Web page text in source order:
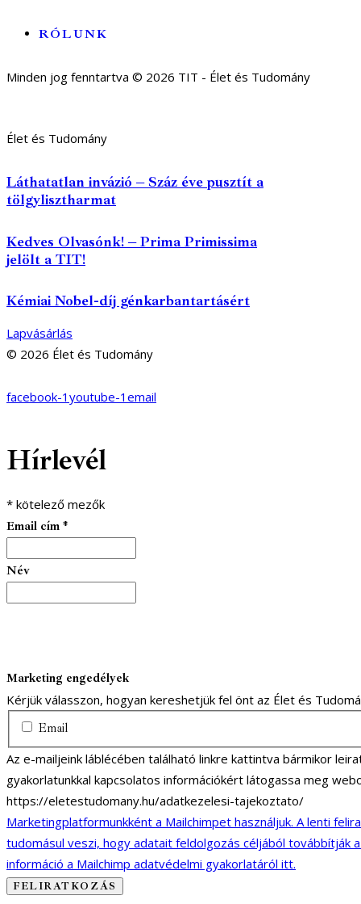
RÓLUNK
Minden jog fenntartva © 2026 TIT - Élet és Tudomány
Élet és Tudomány
Láthatatlan invázió – Száz éve pusztít a
tölgylisztharmat
Kedves Olvasónk! – Prima Primissima
jelölt a TIT!
Kémiai Nobel-díj génkarbantartásért
Lapvásárlás
© 2026 Élet és Tudomány
facebook-1 youtube-1 email
Hírlevél
* kötelező mezők
Email cím *
Név
Marketing engedélyek
Kérjük válasszon, hogyan kereshetjük fel önt az Élet és
Email
Az e-mailjeink láblécében található linkre kattintva bármikor
gyakorlatunkkal kapcsolatos információkért látogassa meg
https://eletestudomany.hu/adatkezelesi-tajekoztato/
Marketingplatformunkként a Mailchimpet használjuk. A lenti
tudomásul veszi, hogy adatait feldolgozás céljából továbbítják
információ a Mailchimp adatvédelmi gyakorlatáról itt.